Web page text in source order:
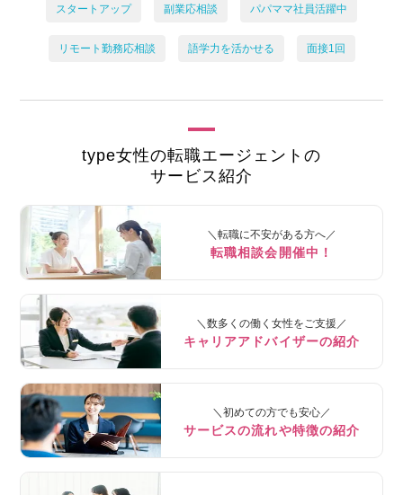
スタートアップ 副業応相談 パパママ社員活躍中
リモート勤務応相談 語学力を活かせる 面接1回
type女性の転職エージェントの
サービス紹介
＼転職に不安がある方へ／
転職相談会開催中！
＼数多くの働く女性をご支援／
キャリアアドバイザーの紹介
＼初めての方でも安心／
サービスの流れや特徴の紹介